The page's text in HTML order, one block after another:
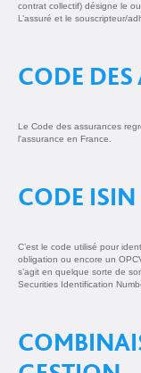
contrat collectif) désigne le
L’assuré et le souscripteur/
CODE DES
Le Code des assurances
l'assurance en France.
CODE ISIN
C’est le code utilisé pour
obligation ou encore un
s’agit en quelque sorte de
Securities Identification